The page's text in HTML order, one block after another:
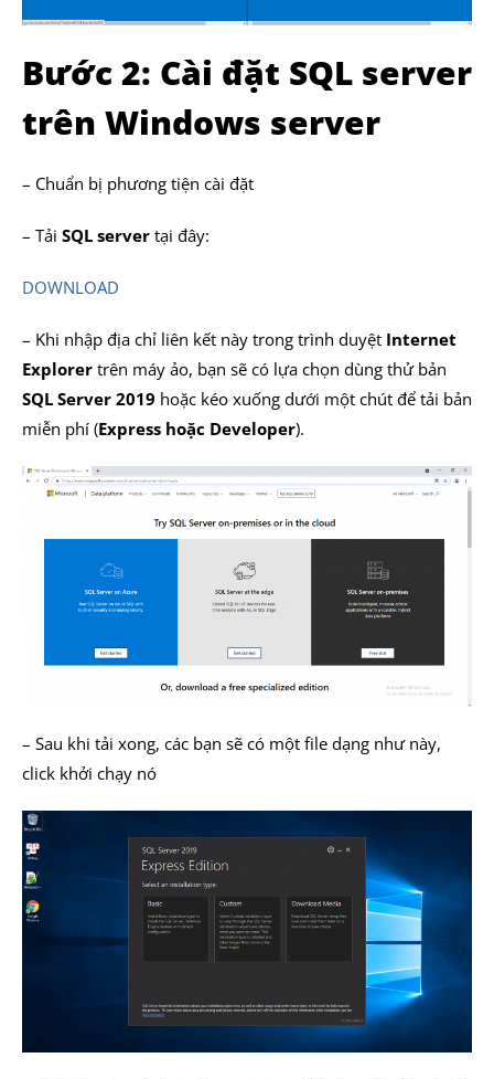
Bước 2: Cài đặt SQL server
trên Windows server
– Chuẩn bị phương tiện cài đặt
– Tải SQL server tại đây:
DOWNLOAD
– Khi nhập địa chỉ liên kết này trong trình duyệt Internet
Explorer trên máy ảo, bạn sẽ có lựa chọn dùng thử bản
SQL Server 2019 hoặc kéo xuống dưới một chút để tải bản
miễn phí (Express hoặc Developer).
– Sau khi tải xong, các bạn sẽ có một file dạng như này,
click khởi chạy nó